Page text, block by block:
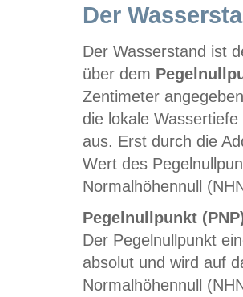
Der
Der Wasserstand ist
über dem
Zentimeter
die lokale
aus. Erst durch die
Wert des
Normalhöhennull
Pegelnullpunkt
Der Pegelnullpunkt
absolut und wird auf
Normalhöhennull